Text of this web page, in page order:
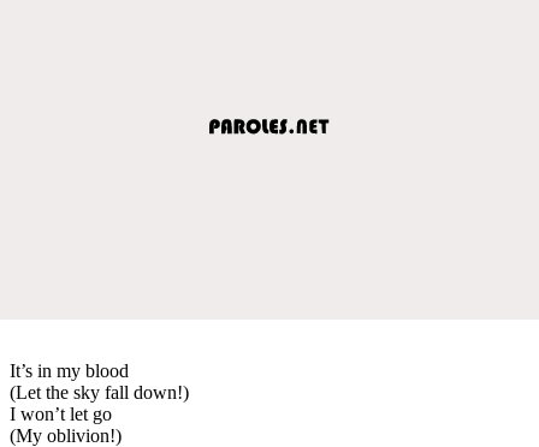
It’s in my blood
(Let the sky fall down!)
I won’t let go
(My oblivion!)